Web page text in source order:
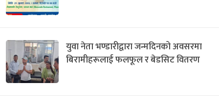
युवा नेता भण्डारीद्वारा जन्मदिनको अवसरमा
बिरामीहरूलाई फलफूल र बेडसिट वितरण